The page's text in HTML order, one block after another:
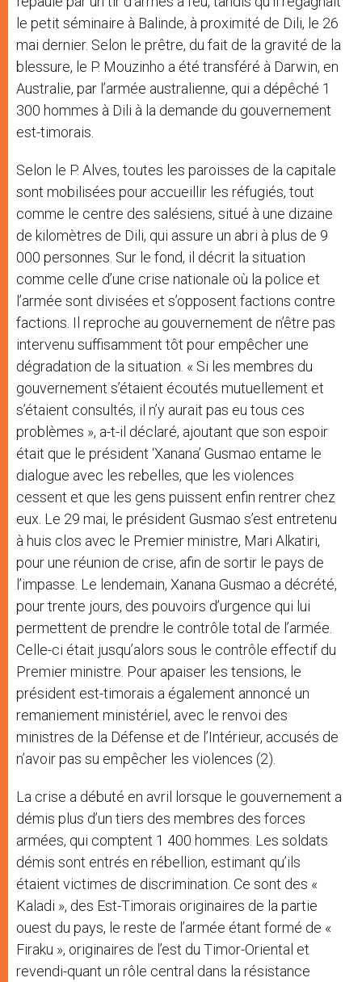
le petit séminaire à Balinde, à proximité de Dili, le 26
mai dernier. Selon le prêtre, du fait de la gravité de la
blessure, le P. Mouzinho a été transféré à Darwin, en
Australie, par l’armée australienne, qui a dépêché 1
300 hommes à Dili à la demande du gouvernement
est-timorais.
Selon le P. Alves, toutes les paroisses de la capitale
sont mobilisées pour accueillir les réfugiés, tout
comme le centre des salésiens, situé à une dizaine
de kilomètres de Dili, qui assure un abri à plus de 9
000 personnes. Sur le fond, il décrit la situation
comme celle d’une crise nationale où la police et
l’armée sont divisées et s’opposent factions contre
factions. Il reproche au gouvernement de n’être pas
intervenu suffisamment tôt pour empêcher une
dégradation de la situation. « Si les membres du
gouvernement s’étaient écoutés mutuellement et
s’étaient consultés, il n’y aurait pas eu tous ces
problèmes », a-t-il déclaré, ajoutant que son espoir
était que le président ‘Xanana’ Gusmao entame le
dialogue avec les rebelles, que les violences
cessent et que les gens puissent enfin rentrer chez
eux. Le 29 mai, le président Gusmao s’est entretenu
à huis clos avec le Premier ministre, Mari Alkatiri,
pour une réunion de crise, afin de sortir le pays de
l’impasse. Le lendemain, Xanana Gusmao a décrété,
pour trente jours, des pouvoirs d’urgence qui lui
permettent de prendre le contrôle total de l’armée.
Celle-ci était jusqu’alors sous le contrôle effectif du
Premier ministre. Pour apaiser les tensions, le
président est-timorais a également annoncé un
remaniement ministériel, avec le renvoi des
ministres de la Défense et de l’Intérieur, accusés de
n’avoir pas su empêcher les violences (2).
La crise a débuté en avril lorsque le gouvernement a
démis plus d’un tiers des membres des forces
armées, qui comptent 1 400 hommes. Les soldats
démis sont entrés en rébellion, estimant qu’ils
étaient victimes de discrimination. Ce sont des «
Kaladi », des Est-Timorais originaires de la partie
ouest du pays, le reste de l’armée étant formé de «
Firaku », originaires de l’est du Timor-Oriental et
revendi-quant un rôle central dans la résistance